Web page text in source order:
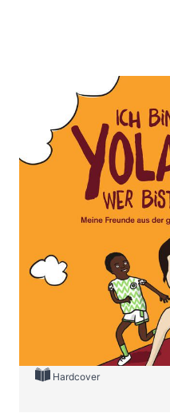
Ich bin Yola.
Zur Wunschliste
Meine Freunde aus der
Janine Eck
Hardcover